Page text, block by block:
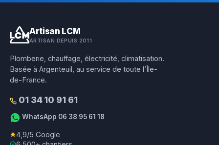
Artisan LCM
ARTISAN DEPUIS 2011
Plomberie, chauffage, électricité, climatisation.
Basée à Argenteuil, au service de toute l’Île-
de-France.
01 34 10 91 61
WhatsApp 06 38 95 61 18
4,9/5 Google